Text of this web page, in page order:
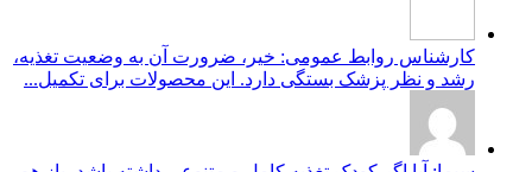
کارشناس روابط عمومی: خیر، ضرورت آن به وضعیت تغذیه،
رشد و نظر پزشک بستگی دارد. این محصولات برای تکمیل...